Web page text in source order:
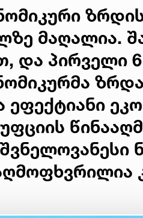
მაღალია.
და პირველი
ეფექტიანი